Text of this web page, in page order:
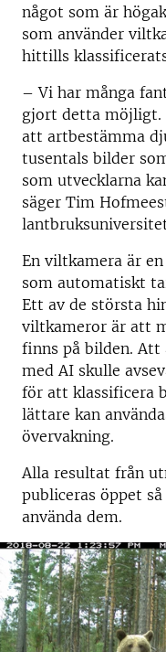
något som är
som använder
hittills
– Vi har många
gjort detta möjligt.
att artbestämma
tusentals bilder
som utvecklarna
säger Tim
En viltkamera är
som automatiskt
Ett av de största
viltkameror är att
finns på bilden. Att
med AI skulle
för att klassificera
lättare kan
övervakning.
Alla resultat från
publiceras öppet
använda dem.